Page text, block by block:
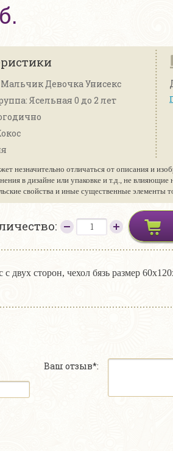
Девочка Унисекс
Ясельная 0 до 2 лет
незначительно отличаться от описания и
в дизайне или упаковке и т.д., не
свойства и иные существенные элементы
с двух сторон, чехол бязь размер
Ваш отзыв*: